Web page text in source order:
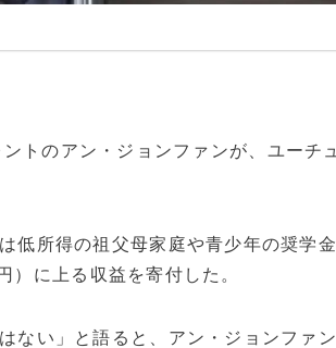
トのアン・ジョンファンが、ユーチ
低所得の祖父母家庭や青少年の奨学
）に上る収益を寄付した。
ない」と語ると、アン・ジョンファ